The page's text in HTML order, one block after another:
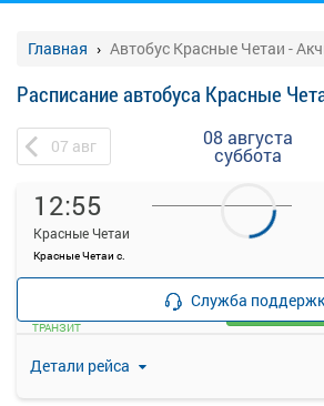
Главная Автобус Красные Четаи -
Расписание автобуса Красные
07 авг 08 августа
суббота
12:55
Красные Четаи
Красные Четаи с.
Детали рейса
—
ТРАНЗИТ
Служба